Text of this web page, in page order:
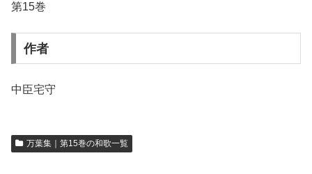
第15巻
作者
中臣宅守
万葉集｜第15巻の和歌一覧